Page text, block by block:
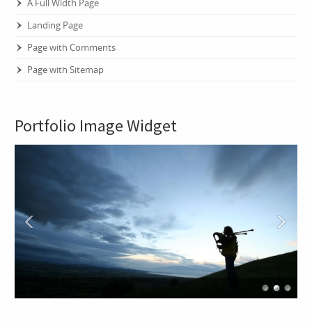
A Full Width Page
Landing Page
Page with Comments
Page with Sitemap
Portfolio Image Widget